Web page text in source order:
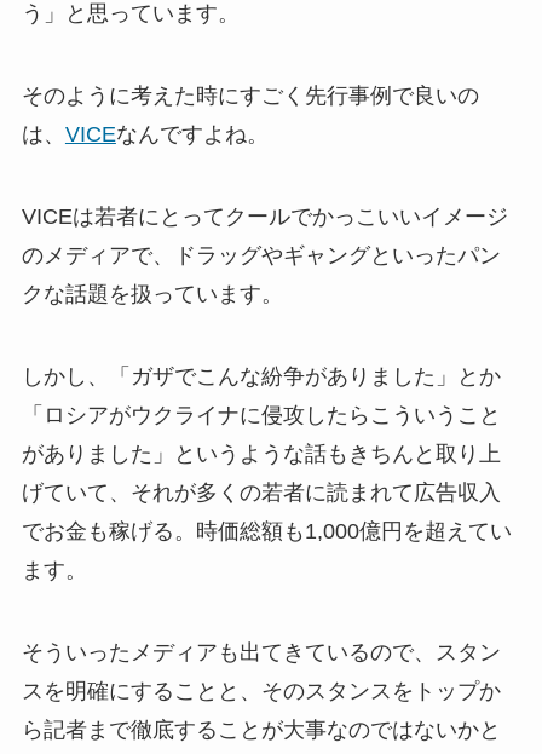
う」と思っています。
そのように考えた時にすごく先行事例で良いの
は、 VICEなんですよね。
VICEは若者にとってクールでかっこいいイメージ
のメディアで、ドラッグやギャングといったパン
クな話題を扱っています。
しかし、「ガザでこんな紛争がありました」とか
「ロシアがウクライナに侵攻したらこういうこと
がありました」というような話もきちんと取り上
げていて、それが多くの若者に読まれて広告収入
でお金も稼げる。時価総額も1,000億円を超えてい
ます。
そういったメディアも出てきているので、スタン
スを明確にすることと、そのスタンスをトップか
ら記者まで徹底することが大事なのではないかと